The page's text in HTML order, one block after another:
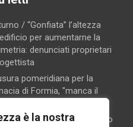
è la nostra
/ “Gonfiata” l’altezza
per aumentarne la
denunciati proprietari
pomeridiana per la
di Formia, "manca il
e acqua giallastra lungo